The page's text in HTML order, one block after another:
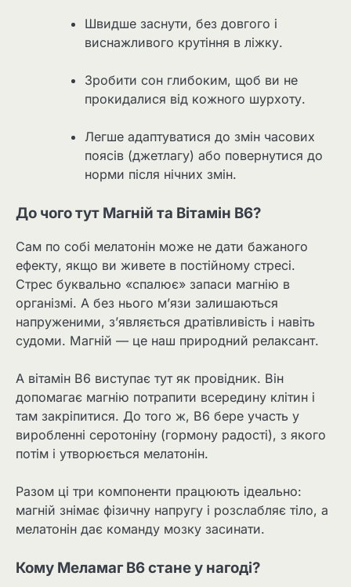
Швидше заснути, без довгого і
виснажливого крутіння в ліжку.
Зробити сон глибоким, щоб ви не
прокидалися від кожного шурхоту.
Легше адаптуватися до змін часових
поясів (джетлагу) або повернутися до
норми після нічних змін.
До чого тут Магній та Вітамін B6?
Сам по собі мелатонін може не дати бажаного
ефекту, якщо ви живете в постійному стресі.
Стрес буквально «спалює» запаси магнію в
організмі. А без нього м’язи залишаються
напруженими, з’являється дратівливість і навіть
судоми. Магній — це наш природний релаксант.
А вітамін B6 виступає тут як провідник. Він
допомагає магнію потрапити всередину клітин і
там закріпитися. До того ж, B6 бере участь у
виробленні серотоніну (гормону радості), з якого
потім і утворюється мелатонін.
Разом ці три компоненти працюють ідеально:
магній знімає фізичну напругу і розслабляє тіло, а
мелатонін дає команду мозку засинати.
Кому Меламаг B6 стане у нагоді?